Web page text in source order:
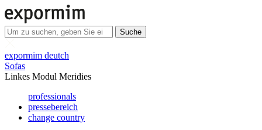
Suche
expormim deutch
Sofas
Linkes Modul Meridies
professionals
pressebereich
change country